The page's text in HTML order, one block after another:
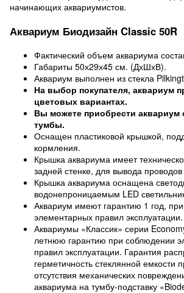
начинающих аквариумистов.
Аквариум Биодизайн Classic 50R
Фактический объем аквариума
Габариты 50х29х45 см. (ДхШхВ).
Аквариум выполнен из стекла
На выбор покупателя, аквариум
цветовых вариантах.
Вы можете приобрести аквариум
тумбы.
Оснащен пластиковой крышкой,
кормления.
Крышка аквариума имеет
задней стенке, для вывода
Крышка аквариума оснащена
водонепроницаемым LED
Аквариум имеют гарантию 1 год,
элементарных правил эксплуатации.
Аквариумы «Классик» серии
летнюю гарантию при соблюдении
правил эксплуатации. Гарантия
герметичность стеклянной емкости
отсутствия механических
аквариума на тумбу-подставку